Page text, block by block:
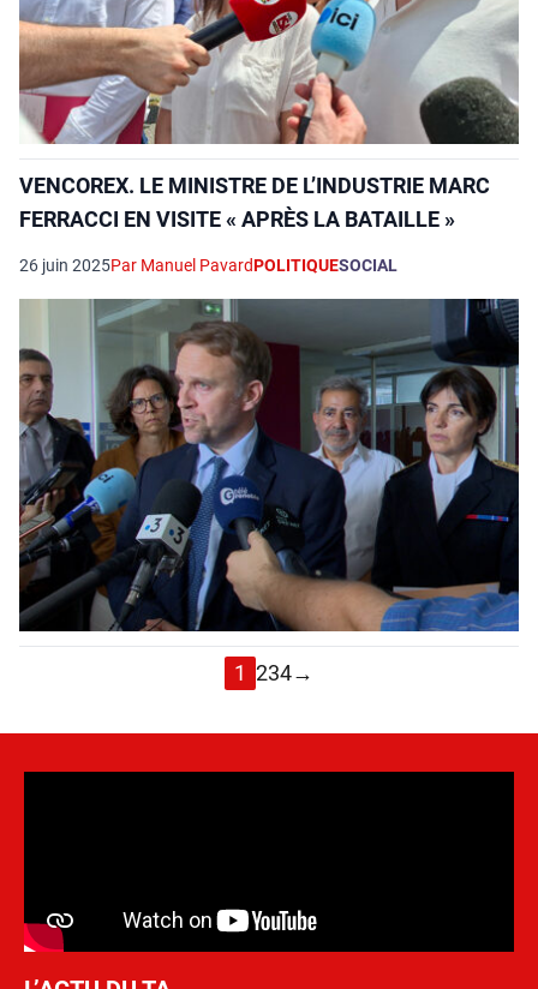
VENCOREX. LE MINISTRE DE L’INDUSTRIE MARC
FERRACCI EN VISITE « APRÈS LA BATAILLE »
26 juin 2025Par Manuel PavardPOLITIQUESOCIAL
1 234→